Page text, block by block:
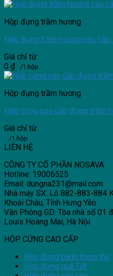
Hộp đựng trầm hương
Hộp đựng trầm hương cao cấp
Giá chỉ từ:
0 ₫ /1 hộp
Hộp đựng trầm hương
Hộp cứng cao cấp đựng trầm
Giá chỉ từ:
/1 hộp
LIÊN HỆ
CÔNG TY CỔ PHẦN NOSAVA
Hotline: 19006525
Email: dungna231@mail.com
Nhà máy SX: Lô 882-883-884
Khoái Châu, Tỉnh Hưng Yên
Văn Phòng GD: Tòa nhà số 01
Louis Hoàng Mai, Hà Nội
HỘP CỨNG CAO CẤP
Hộp đựng bánh trung thu
Hộp đựng quà Tết